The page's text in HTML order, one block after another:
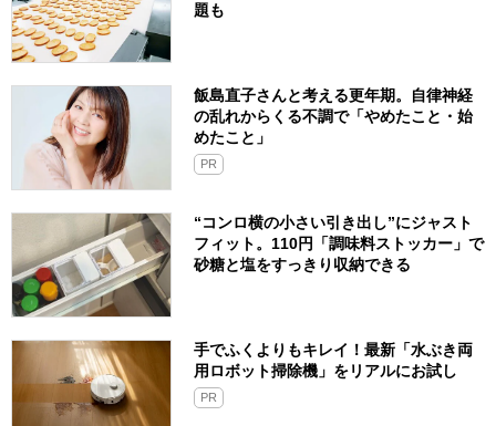
題も
飯島直子さんと考える更年期。自律神経
の乱れからくる不調で「やめたこと・始
めたこと」
PR
“コンロ横の小さい引き出し”にジャスト
フィット。110円「調味料ストッカー」で
砂糖と塩をすっきり収納できる
手でふくよりもキレイ！最新「水ぶき両
用ロボット掃除機」をリアルにお試し
PR